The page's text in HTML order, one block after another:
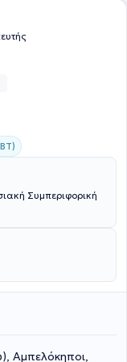
Συμπεριφορική
Αμπελόκηποι,